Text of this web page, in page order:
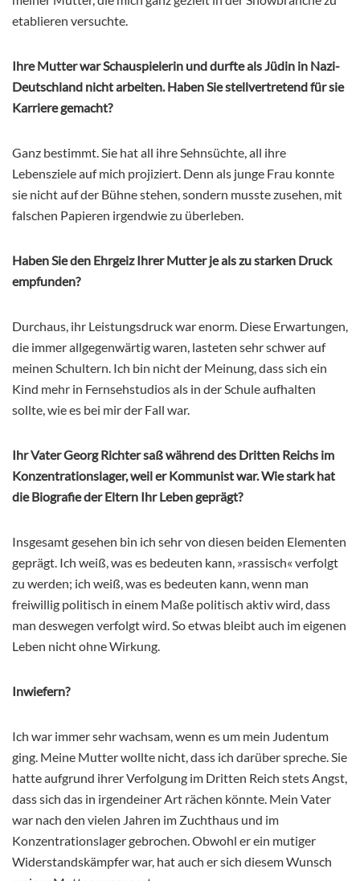
etablieren versuchte.
Ihre Mutter war Schauspielerin und durfte als Jüdin in Nazi-
Deutschland nicht arbeiten. Haben Sie stellvertretend für sie
Karriere gemacht?
Ganz bestimmt. Sie hat all ihre Sehnsüchte, all ihre
Lebensziele auf mich projiziert. Denn als junge Frau konnte
sie nicht auf der Bühne stehen, sondern musste zusehen, mit
falschen Papieren irgendwie zu überleben.
Haben Sie den Ehrgeiz Ihrer Mutter je als zu starken Druck
empfunden?
Durchaus, ihr Leistungsdruck war enorm. Diese Erwartungen,
die immer allgegenwärtig waren, lasteten sehr schwer auf
meinen Schultern. Ich bin nicht der Meinung, dass sich ein
Kind mehr in Fernsehstudios als in der Schule aufhalten
sollte, wie es bei mir der Fall war.
Ihr Vater Georg Richter saß während des Dritten Reichs im
Konzentrationslager, weil er Kommunist war. Wie stark hat
die Biografie der Eltern Ihr Leben geprägt?
Insgesamt gesehen bin ich sehr von diesen beiden Elementen
geprägt. Ich weiß, was es bedeuten kann, »rassisch« verfolgt
zu werden; ich weiß, was es bedeuten kann, wenn man
freiwillig politisch in einem Maße politisch aktiv wird, dass
man deswegen verfolgt wird. So etwas bleibt auch im eigenen
Leben nicht ohne Wirkung.
Inwiefern?
Ich war immer sehr wachsam, wenn es um mein Judentum
ging. Meine Mutter wollte nicht, dass ich darüber spreche. Sie
hatte aufgrund ihrer Verfolgung im Dritten Reich stets Angst,
dass sich das in irgendeiner Art rächen könnte. Mein Vater
war nach den vielen Jahren im Zuchthaus und im
Konzentrationslager gebrochen. Obwohl er ein mutiger
Widerstandskämpfer war, hat auch er sich diesem Wunsch